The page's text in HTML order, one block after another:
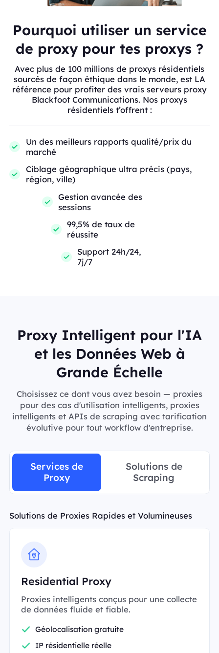
Pourquoi utiliser un service
de proxy pour tes proxys ?
Avec plus de 100 millions de proxys résidentiels
sourcés de façon éthique dans le monde, est LA
référence pour profiter des vrais serveurs proxy
Blackfoot Communications. Nos proxys
résidentiels t’offrent :
Un des meilleurs rapports qualité/prix du
marché
Ciblage géographique ultra précis (pays,
région, ville)
Gestion avancée des
sessions
99,5% de taux de
réussite
Support 24h/24,
7j/7
Proxy Intelligent pour l'IA
et les Données Web à
Grande Échelle
Choisissez ce dont vous avez besoin — proxies
pour des cas d'utilisation intelligents, proxies
intelligents et APIs de scraping avec tarification
évolutive pour tout workflow d'entreprise.
Services de
Proxy
Solutions de
Scraping
Solutions de Proxies Rapides et Volumineuses
Residential Proxy
Proxies intelligents conçus pour une collecte
de données fluide et fiable.
Géolocalisation gratuite
IP résidentielle réelle